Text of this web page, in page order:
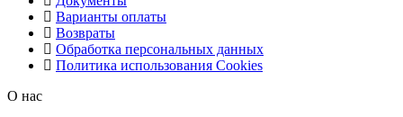
Варианты оплаты
Возвраты
Обработка персональных данных
Политика использования Cookies
О нас